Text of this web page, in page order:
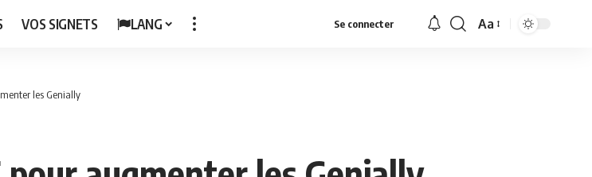
VOS SIGNETS LANG Se connecter
Font
Aa
les Genially